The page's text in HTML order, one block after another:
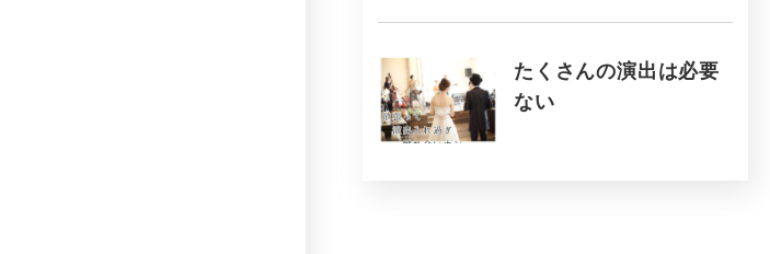
たくさんの演出は必要
ない